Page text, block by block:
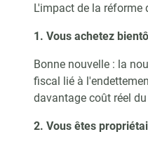
L'impact de la réforme
1. Vous achetez
Bonne nouvelle : la
fiscal lié à
davantage coût réel
2. Vous êtes